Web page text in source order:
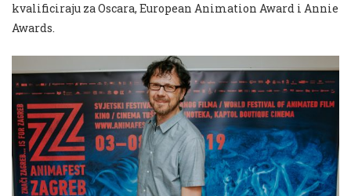
kvalificiraju za Oscara, European Animation Award i Annie
Awards.